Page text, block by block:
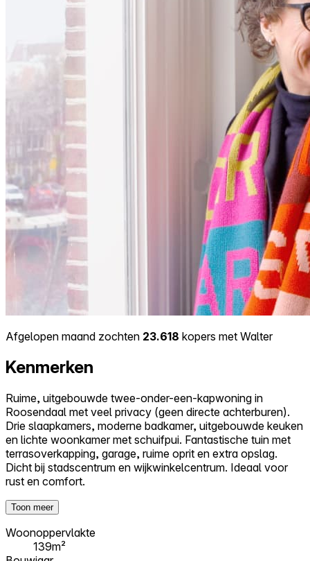
Afgelopen maand zochten 23.618 kopers met Walter
Kenmerken
Ruime, uitgebouwde twee-onder-een-kapwoning in
Roosendaal met veel privacy (geen directe achterburen).
Drie slaapkamers, moderne badkamer, uitgebouwde keuken
en lichte woonkamer met schuifpui. Fantastische tuin met
terrasoverkapping, garage, ruime oprit en extra opslag.
Dicht bij stadscentrum en wijkwinkelcentrum. Ideaal voor
rust en comfort.
Toon meer
Woonoppervlakte
139m²